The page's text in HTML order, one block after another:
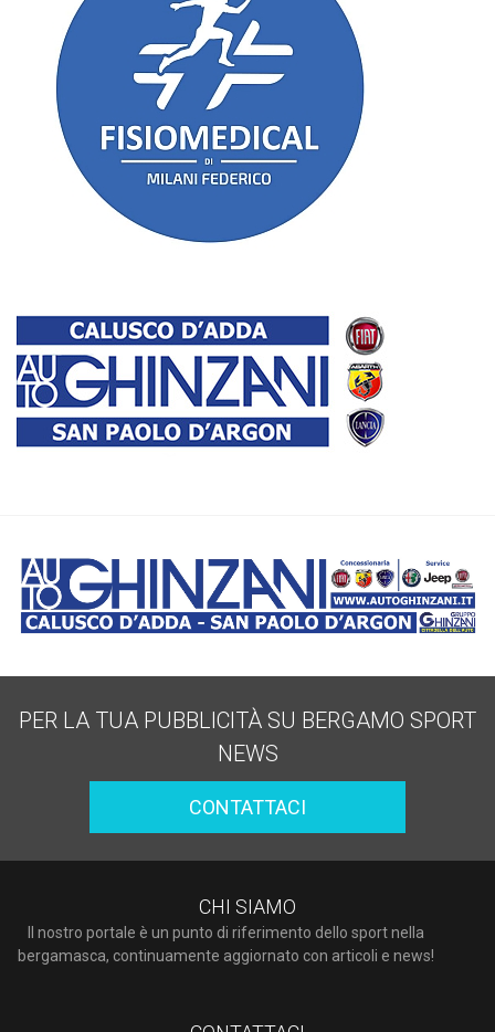
PER LA TUA PUBBLICITÀ SU BERGAMO SPORT
NEWS
CONTATTACI
CHI SIAMO
Il nostro portale è un punto di riferimento dello sport nella
bergamasca, continuamente aggiornato con articoli e news!